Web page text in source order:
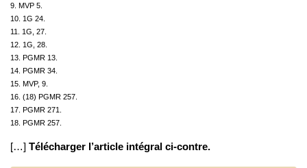
9. MVP 5.
10. 1G 24.
11. 1G, 27.
12. 1G, 28.
13. PGMR 13.
14. PGMR 34.
15. MVP, 9.
16. (18) PGMR 257.
17. PGMR 271.
18. PGMR 257.
[…] Télécharger l’article intégral ci-contre.